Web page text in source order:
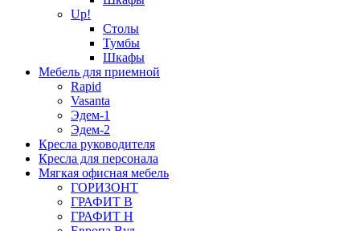
Up!
Столы
Тумбы
Шкафы
Мебель для приемной
Rapid
Vasanta
Эдем-1
Эдем-2
Кресла руководителя
Кресла для персонала
Мягкая офисная мебель
ГОРИЗОНТ
ГРАФИТ В
ГРАФИТ Н